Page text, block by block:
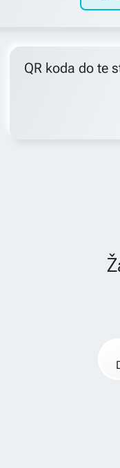
QR koda do te